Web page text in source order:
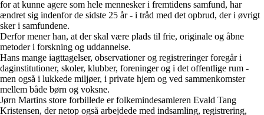
for at kunne agere som hele mennesker i fremtidens samfund, har
ændret sig indenfor de sidste 25 år - i tråd med det opbrud, der i øvrigt
sker i samfundene.
Derfor mener han, at der skal være plads til frie, originale og åbne
metoder i forskning og uddannelse.
Hans mange iagttagelser, observationer og registreringer foregår i
daginstitutioner, skoler, klubber, foreninger og i det offentlige rum -
men også i lukkede miljøer, i private hjem og ved sammenkomster
mellem både børn og voksne.
Jørn Martins store forbillede er folkemindesamleren Evald Tang
Kristensen, der netop også arbejdede med indsamling, registrering,